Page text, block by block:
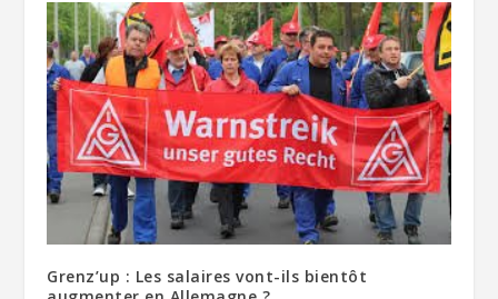
Grenz’up : Les salaires vont-ils bientôt